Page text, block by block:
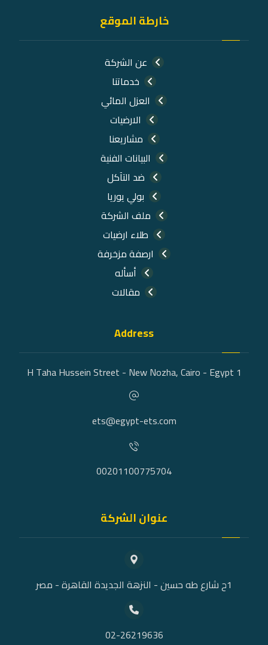
خارطة الموقع
عن الشركة
خدماتنا
العزل المائي
الارضيات
مشاريعنا
البيانات الفنية
ضد التآكل
بولي يوريا
ملف الشركة
طلاء ارضيات
ارصفة مزخرفة
أسأله
مقالات
Address
1 H Taha Hussein Street - New Nozha, Cairo - Egypt
ets@egypt-ets.com
00201100775704
عنوان الشركة
1ح شارع طه حسين - النزهة الجديدة القاهرة - مصر
02-26219636